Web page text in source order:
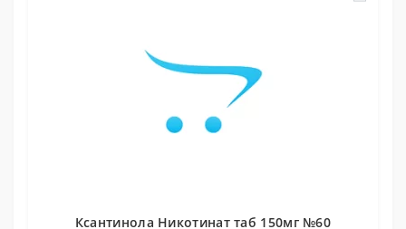
Ксантинола Никотинат таб 150мг №60